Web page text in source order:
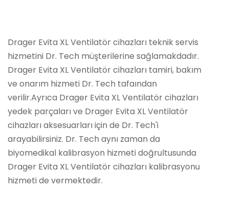
Drager Evita XL Ventilatör cihazları teknik servis
hizmetini Dr. Tech müşterilerine sağlamakdadır.
Drager Evita XL Ventilatör cihazları tamiri, bakım
ve onarım hizmeti Dr. Tech tafaından
verilir.Ayrıca Drager Evita XL Ventilatör cihazları
yedek parçaları ve Drager Evita XL Ventilatör
cihazları aksesuarları için de Dr. Tech'i
arayabilirsiniz. Dr. Tech aynı zaman da
biyomedikal kalibrasyon hizmeti doğrultusunda
Drager Evita XL Ventilatör cihazları kalibrasyonu
hizmeti de vermektedir.